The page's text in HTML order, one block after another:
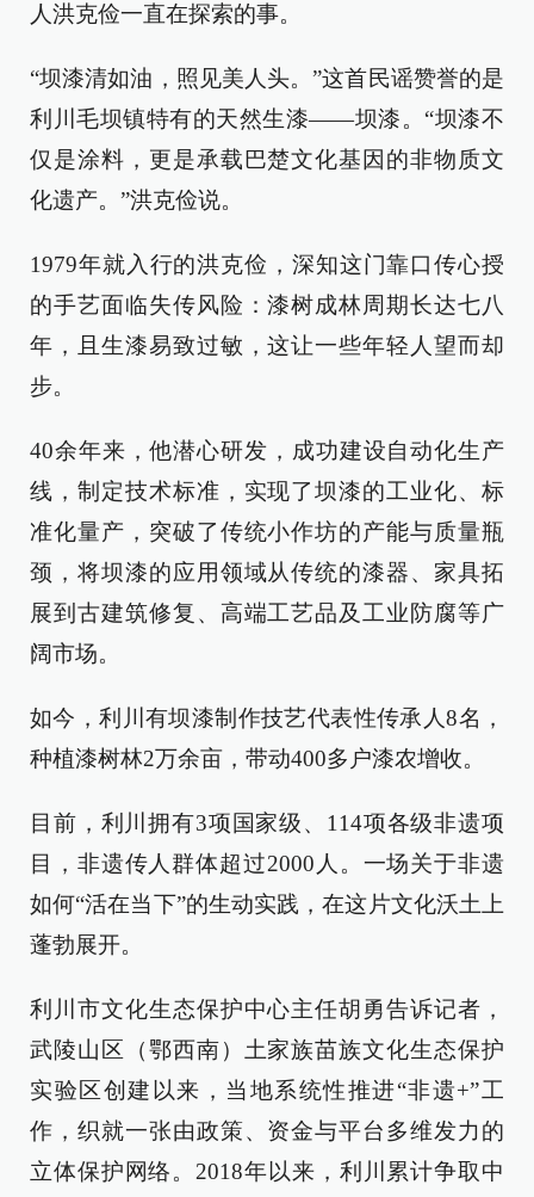
人洪克俭一直在探索的事。
“坝漆清如油，照见美人头。”这首民谣赞誉的是
利川毛坝镇特有的天然生漆——坝漆。“坝漆不
仅是涂料，更是承载巴楚文化基因的非物质文
化遗产。”洪克俭说。
1979年就入行的洪克俭，深知这门靠口传心授
的手艺面临失传风险：漆树成林周期长达七八
年，且生漆易致过敏，这让一些年轻人望而却
步。
40余年来，他潜心研发，成功建设自动化生产
线，制定技术标准，实现了坝漆的工业化、标
准化量产，突破了传统小作坊的产能与质量瓶
颈，将坝漆的应用领域从传统的漆器、家具拓
展到古建筑修复、高端工艺品及工业防腐等广
阔市场。
如今，利川有坝漆制作技艺代表性传承人8名，
种植漆树林2万余亩，带动400多户漆农增收。
目前，利川拥有3项国家级、114项各级非遗项
目，非遗传人群体超过2000人。一场关于非遗
如何“活在当下”的生动实践，在这片文化沃土上
蓬勃展开。
利川市文化生态保护中心主任胡勇告诉记者，
武陵山区（鄂西南）土家族苗族文化生态保护
实验区创建以来，当地系统性推进“非遗+”工
作，织就一张由政策、资金与平台多维发力的
立体保护网络。2018年以来，利川累计争取中